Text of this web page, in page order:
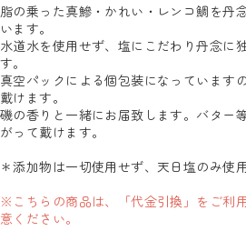
脂の乗った真鰺・かれい・レンコ鯛を丹
います。
水道水を使用せず、塩にこだわり丹念に
す。
真空パックによる個包装になっています
戴けます。
磯の香りと一緒にお届致します。バター
がって戴けます。
＊添加物は一切使用せず、天日塩のみ使用
※こちらの商品は、「代金引換」をご利
意ください。